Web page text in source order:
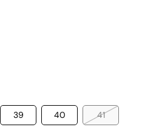
39 40 41